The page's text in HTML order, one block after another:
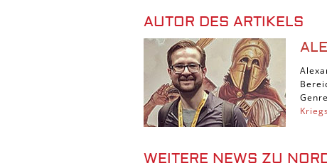
AUTOR DES ARTIKELS
WEITERE NEWS ZU